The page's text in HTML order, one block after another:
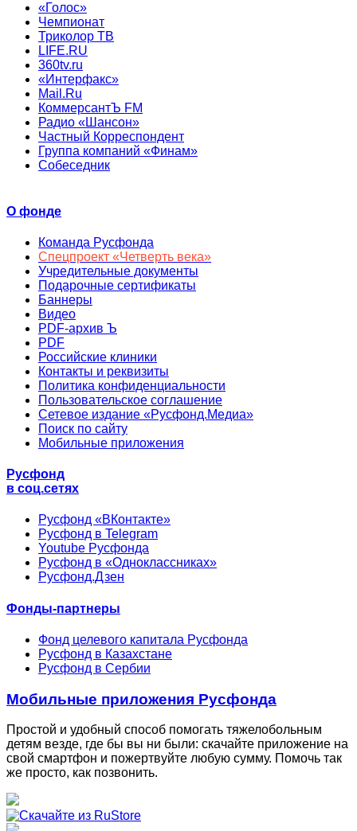
«Голос»
Чемпионат
Триколор ТВ
LIFE.RU
360tv.ru
«Интерфакс»
Mail.Ru
КоммерсантЪ FM
Радио «Шансон»
Частный Корреспондент
Группа компаний «Финам»
Собеседник
О фонде
Команда Русфонда
Спецпроект «Четверть века»
Учредительные документы
Подарочные сертификаты
Баннеры
Видео
PDF-архив Ъ
PDF
Российские клиники
Контакты и реквизиты
Политика конфиденциальности
Пользовательское соглашение
Сетевое издание «Русфонд.Медиа»
Поиск по сайту
Мобильные приложения
Русфонд
в соц.сетях
Русфонд «ВКонтакте»
Русфонд в Telegram
Youtube Русфонда
Русфонд в «Одноклассниках»
Русфонд.Дзен
Фонды-партнеры
Фонд целевого капитала Русфонда
Русфонд в Казахстане
Русфонд в Сербии
Мобильные приложения Русфонда
Простой и удобный способ помогать тяжелобольным
детям везде, где бы вы ни были: скачайте приложение на
свой смартфон и пожертвуйте любую сумму. Помочь так
же просто, как позвонить.